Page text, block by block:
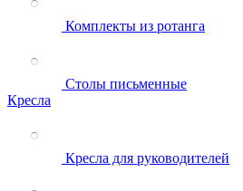
Комплекты из ротанга
Столы письменные
Кресла
Кресла для руководителей